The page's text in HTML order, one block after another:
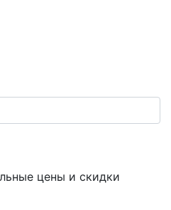
цены и скидки